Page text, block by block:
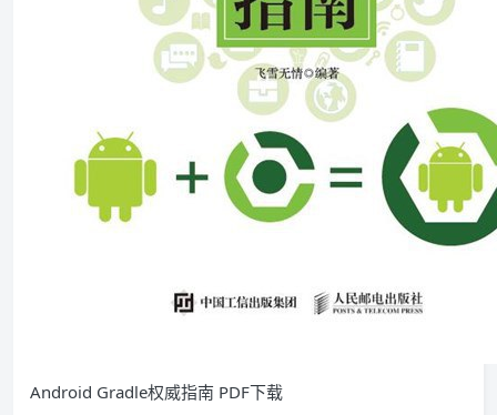
Android Gradle权威指南 PDF下载